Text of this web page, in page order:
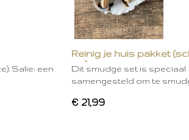
Salie: een
Reinig je huis pakket
cm)
Dit smudge set is speciaal
samengesteld om te
€ 21,99